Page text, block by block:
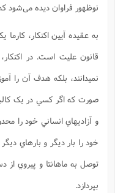
نوظهور فراوان دیده می‌شود
به عقیده آیین اکنکار،
قانون عليت است. در
نميدانند، بلکه هدف آن را
صورت که اگر کسي در يک
و آزاديهاي انساني خود را
خود را بار ديگر و بارهاي
توصل به ماهانتا و پيروي از
بپردازد.